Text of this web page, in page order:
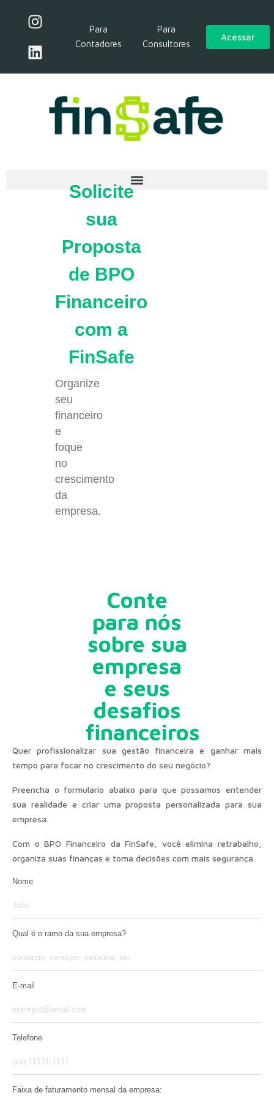
Para
Contadores
Para
Consultores
Acessar
Solicite
sua
Proposta
de BPO
Financeiro
com a
FinSafe
Organize
seu
financeiro
e
foque
no
crescimento
da
empresa.
Conte
para nós
sobre sua
empresa
e seus
desafios
financeiros
Quer profissionalizar sua gestão financeira e ganhar mais
tempo para focar no crescimento do seu negócio?
Preencha o formulário abaixo para que possamos entender
sua realidade e criar uma proposta personalizada para sua
empresa.
Com o BPO Financeiro da FinSafe, você elimina retrabalho,
organiza suas finanças e toma decisões com mais segurança.
Nome
Qual é o ramo da sua empresa?
E-mail
Telefone
Faixa de faturamento mensal da empresa: